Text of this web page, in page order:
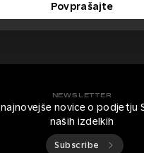
Povprašajte
NEWSLETTER
novice o podjetju
naših izdelkih
Subscribe